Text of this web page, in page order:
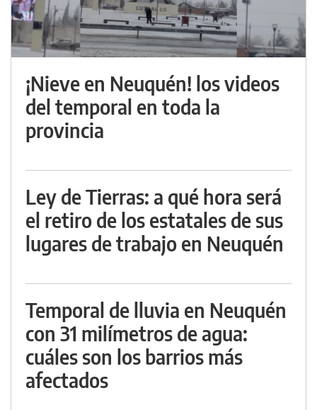
¡Nieve en Neuquén! los videos
del temporal en toda la
provincia
Ley de Tierras: a qué hora será
el retiro de los estatales de sus
lugares de trabajo en Neuquén
Temporal de lluvia en Neuquén
con 31 milímetros de agua:
cuáles son los barrios más
afectados